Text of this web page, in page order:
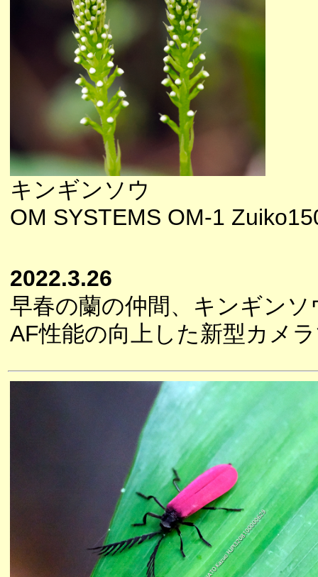
キンギンソウ
OM SYSTEMS OM-1
2022.3.26
早春の蘭の仲間、キンギン
AF性能の向上した新型カメ